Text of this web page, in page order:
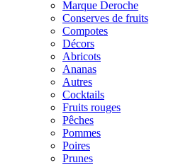
Marque Deroche
Conserves de fruits
Compotes
Décors
Abricots
Ananas
Autres
Cocktails
Fruits rouges
Pêches
Pommes
Poires
Prunes